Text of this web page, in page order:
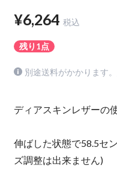
¥6,264 税込
残り1点
別途送料がかかります。
ディアスキンレザーの
伸ばした状態で58.5セ
ズ調整は出来ません)